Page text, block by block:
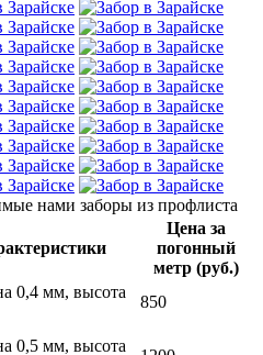
нами заборы из профлиста
Цена за
погонный
метр (руб.)
0,4 мм, высота
850
0,5 мм, высота